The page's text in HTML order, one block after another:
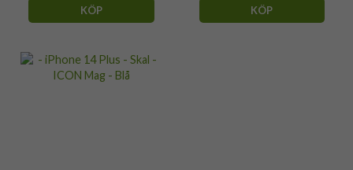
KÖP KÖP